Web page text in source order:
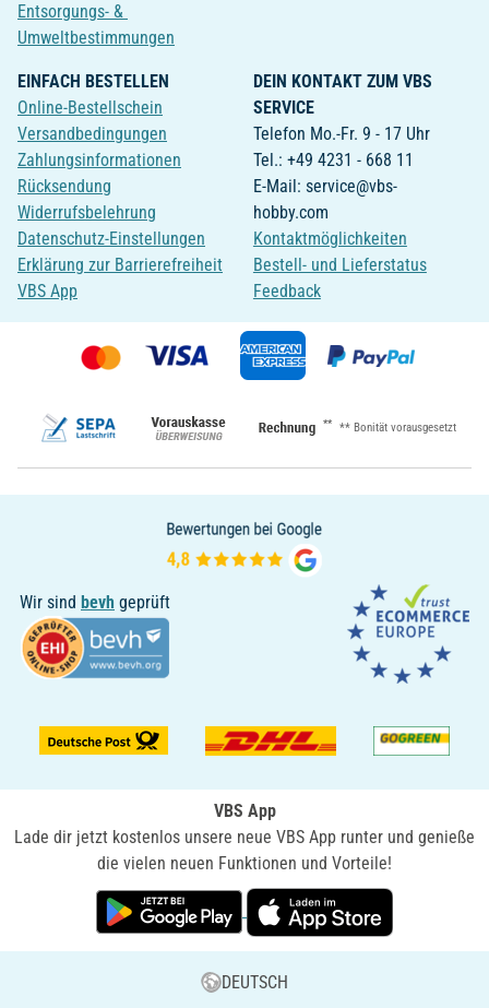
Entsorgungs- &
Umweltbestimmungen
EINFACH BESTELLEN
Online-Bestellschein
Versandbedingungen
Zahlungsinformationen
Rücksendung
Widerrufsbelehrung
Datenschutz-Einstellungen
Erklärung zur Barrierefreiheit
VBS App
DEIN KONTAKT ZUM VBS
SERVICE
Telefon Mo.-Fr. 9 - 17 Uhr
Tel.: +49 4231 - 668 11
E-Mail: service@vbs-
hobby.com
Kontaktmöglichkeiten
Bestell- und Lieferstatus
Feedback
** ** Bonität vorausgesetzt
Wir sind bevh geprüft
VBS App
Lade dir jetzt kostenlos unsere neue VBS App runter und genieße
die vielen neuen Funktionen und Vorteile!
DEUTSCH